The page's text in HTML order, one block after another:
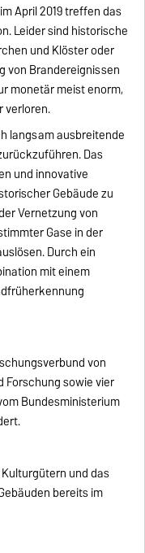
April 2019 treffen das
Leider sind historische
und Klöster oder
von Brandereignissen
monetär meist enorm,
verloren.
langsam ausbreitende
Das
und innovative
Gebäude zu
Vernetzung von
Gase in der
Durch ein
mit einem
von
sowie vier
Bundesministerium
Kulturgütern und das
bereits im